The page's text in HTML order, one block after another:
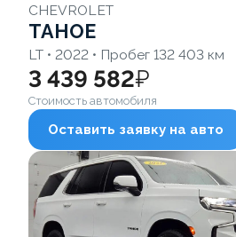
CHEVROLET
TAHOE
LT • 2022 • Пробег 132 403 км
3 439 582₽
Стоимость автомобиля
Оставить заявку на авто